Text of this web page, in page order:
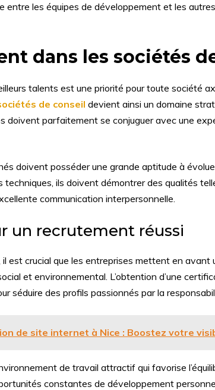
entre les équipes de développement et les
dans les sociétés
talents est une priorité pour toute société
de conseil devient ainsi un domaine
doivent parfaitement se conjuguer avec une
doivent posséder une grande aptitude à
techniques, ils doivent démontrer des qualités
communication interpersonnelle.
un recrutement réussi
est crucial que les entreprises mettent en
et environnemental. L’obtention d’une
séduire des profils passionnés par la
de site internet à Nice : Boostez votre
de travail attractif qui favorise
constantes de développement